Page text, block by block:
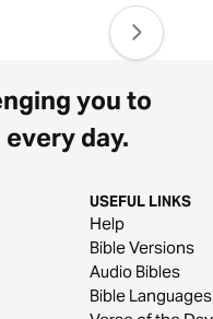
you to
day.
USEFUL LINKS
Help
Bible Versions
Audio Bibles
Bible Languages